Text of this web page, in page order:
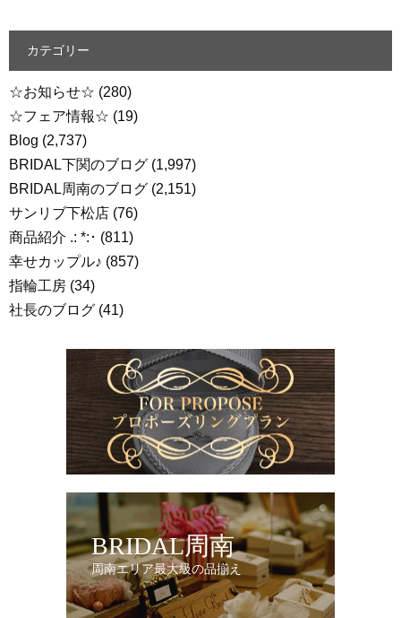
カテゴリー
☆お知らせ☆ (280)
☆フェア情報☆ (19)
Blog (2,737)
BRIDAL下関のブログ (1,997)
BRIDAL周南のブログ (2,151)
サンリブ下松店 (76)
商品紹介 .: *:･ (811)
幸せカップル♪ (857)
指輪工房 (34)
社長のブログ (41)
BRIDAL周南
周南エリア最大級の品揃え